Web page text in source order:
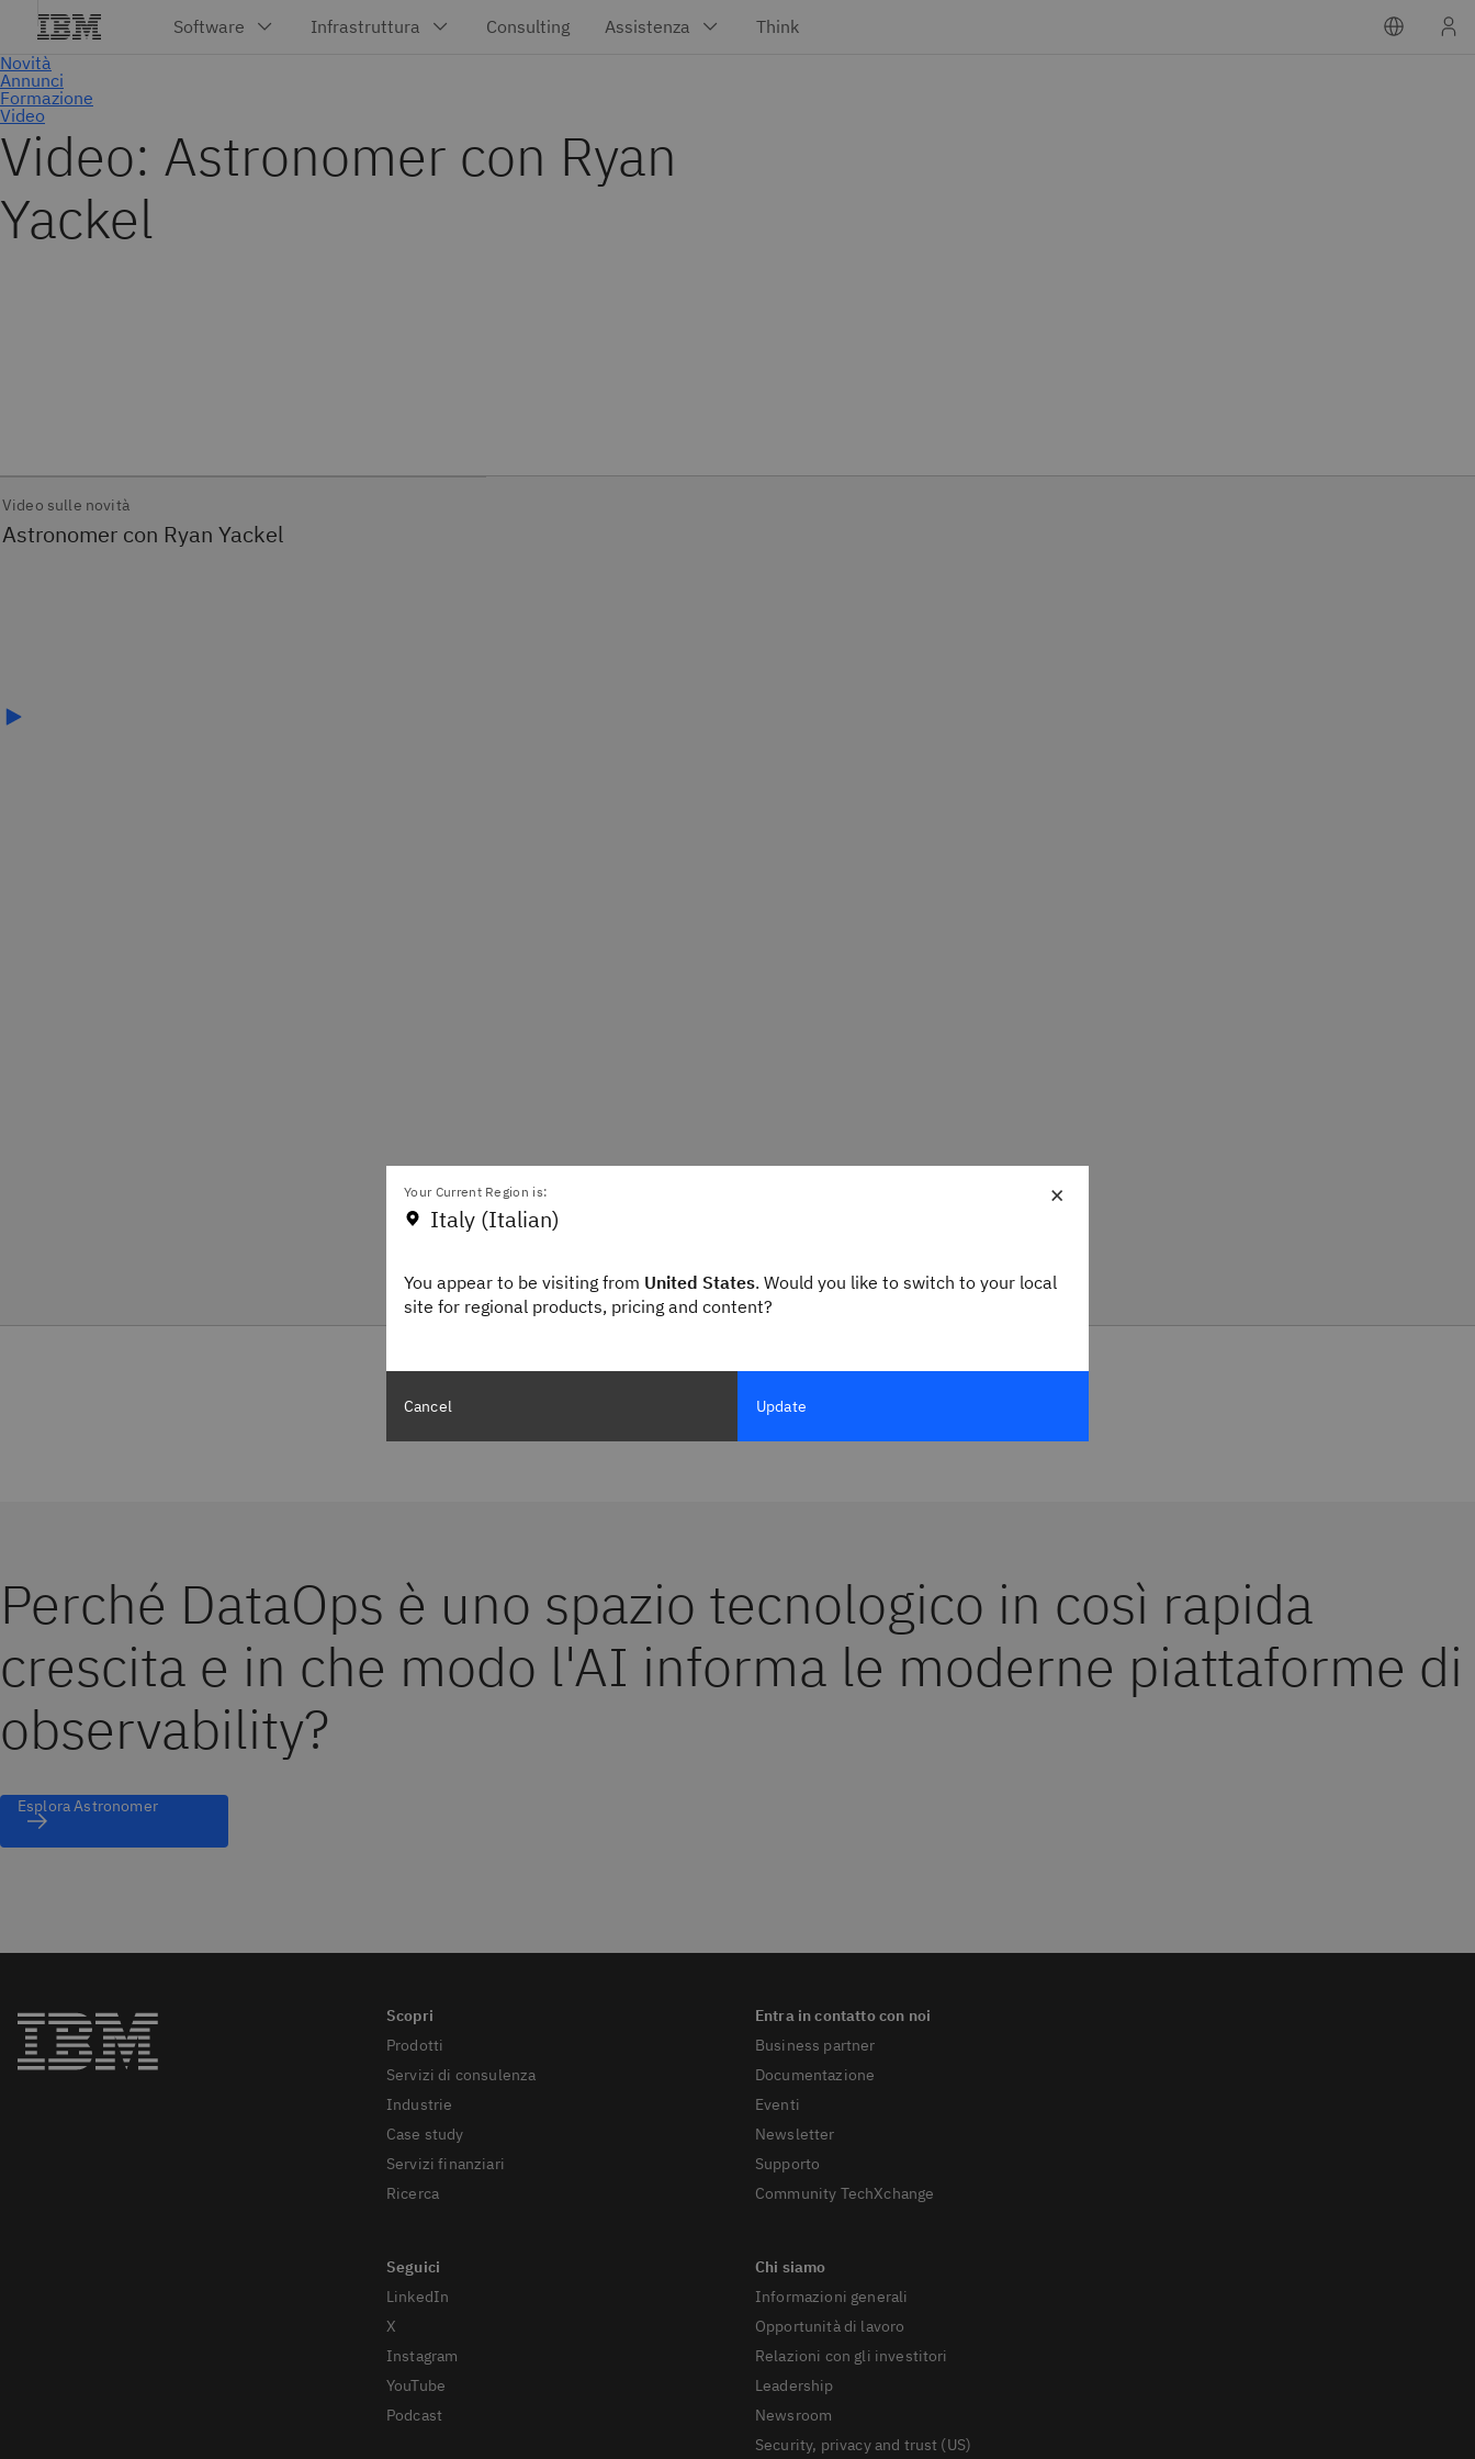
Video: Astronomer con Ryan
Yackel
Video sulle novità
Perché DataOps è uno spazio tecnologico in così rapida
crescita e in che modo l'AI informa le moderne piattaforme di
observability?
Esplora Astronomer
Prodotti
Servizi di consulenza
Industrie
Case study
Servizi finanziari
Ricerca
LinkedIn
X
Instagram
YouTube
Podcast
Business partner
Documentazione
Eventi
Newsletter
Supporto
Community TechXchange
Informazioni generali
Opportunità di lavoro
Relazioni con gli investitori
Leadership
Newsroom
Security, privacy and trust (US)
×
Your Current Region is:
Italy (Italian)
You appear to be visiting from United States. Would you like to switch to your local
site for regional products, pricing and content?
Cancel Update